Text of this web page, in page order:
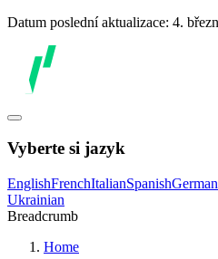
Datum poslední aktualizace: 4.
Vyberte si jazyk
EnglishFrenchItalianSpanishGerman
Ukrainian
Breadcrumb
Home